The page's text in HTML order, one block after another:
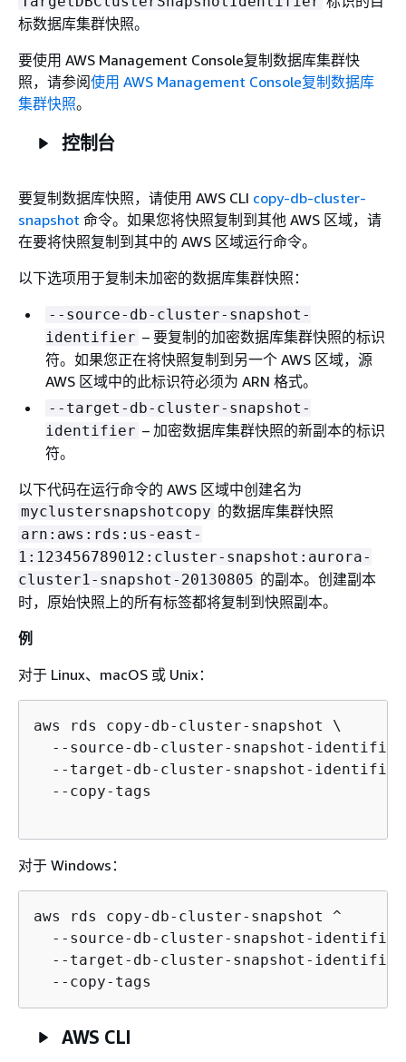
标数据库集群快照。
要使用 AWS Management Console复制数据库集群快
照，请参阅使用 AWS Management Console复制数据库
集群快照。
控制台
要复制数据库快照，请使用 AWS CLI copy-db-cluster-
snapshot 命令。如果您将快照复制到其他 AWS 区域，请
在要将快照复制到其中的 AWS 区域运行命令。
以下选项用于复制未加密的数据库集群快照：
--source-db-cluster-snapshot-
identifier – 要复制的加密数据库集群快照的标识
符。如果您正在将快照复制到另一个 AWS 区域，源
AWS 区域中的此标识符必须为 ARN 格式。
--target-db-cluster-snapshot-
identifier – 加密数据库集群快照的新副本的标识
符。
以下代码在运行命令的 AWS 区域中创建名为
myclustersnapshotcopy 的数据库集群快照
arn:aws:rds:us-east-
1:123456789012:cluster-snapshot:aurora-
cluster1-snapshot-20130805 的副本。创建副本
时，原始快照上的所有标签都将复制到快照副本。
例
对于 Linux、macOS 或 Unix：
aws rds copy-db-cluster-snapshot \
--source-db-cluster-snapshot-
--target-db-cluster-snapshot-
  --copy-tags
对于 Windows：
aws rds copy-db-cluster-snapshot ^
--source-db-cluster-snapshot-
--target-db-cluster-snapshot-
AWS CLI